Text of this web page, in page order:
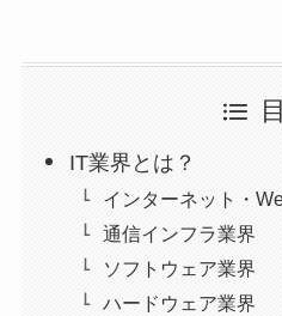
IT業界とは？
インターネット・
通信インフラ業界
ソフトウェア業界
ハードウェア業界